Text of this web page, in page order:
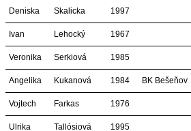
Deniska Skalicka 1997
Ivan Lehocký 1967
Veronika Serkiová 1985
Angelika Kukanová 1984 BK Bešeňov
Vojtech Farkas 1976
Ulrika Tallósiová 1995